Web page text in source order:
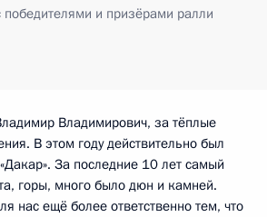
победителями и призёрами ралли
Владимирович, за тёплые
В этом году действительно был
За последние 10 лет самый
горы, много было дюн и камней.
нас ещё более ответственно тем, что